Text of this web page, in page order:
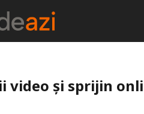
video și sprijin